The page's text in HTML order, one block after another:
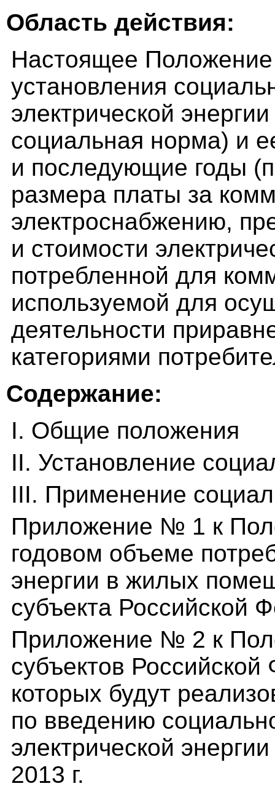
Область действия:
Настоящее Положение
установления
электрической
социальная норма) и
и последующие годы
размера платы за
электроснабжению,
и стоимости
потребленной для
используемой для
деятельности
категориями
Содержание:
I. Общие положения
II. Установление
III. Применение
Приложение № 1 к
годовом объеме
энергии в жилых
субъекта Российской
Приложение № 2 к
субъектов
которых будут
по введению
электрической
2013 г.